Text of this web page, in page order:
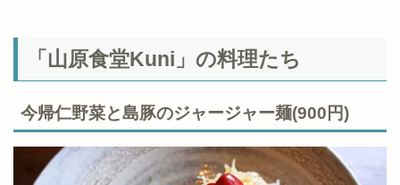
「山原食堂Kuni」の料理たち
今帰仁野菜と島豚のジャージャー麺(900円)